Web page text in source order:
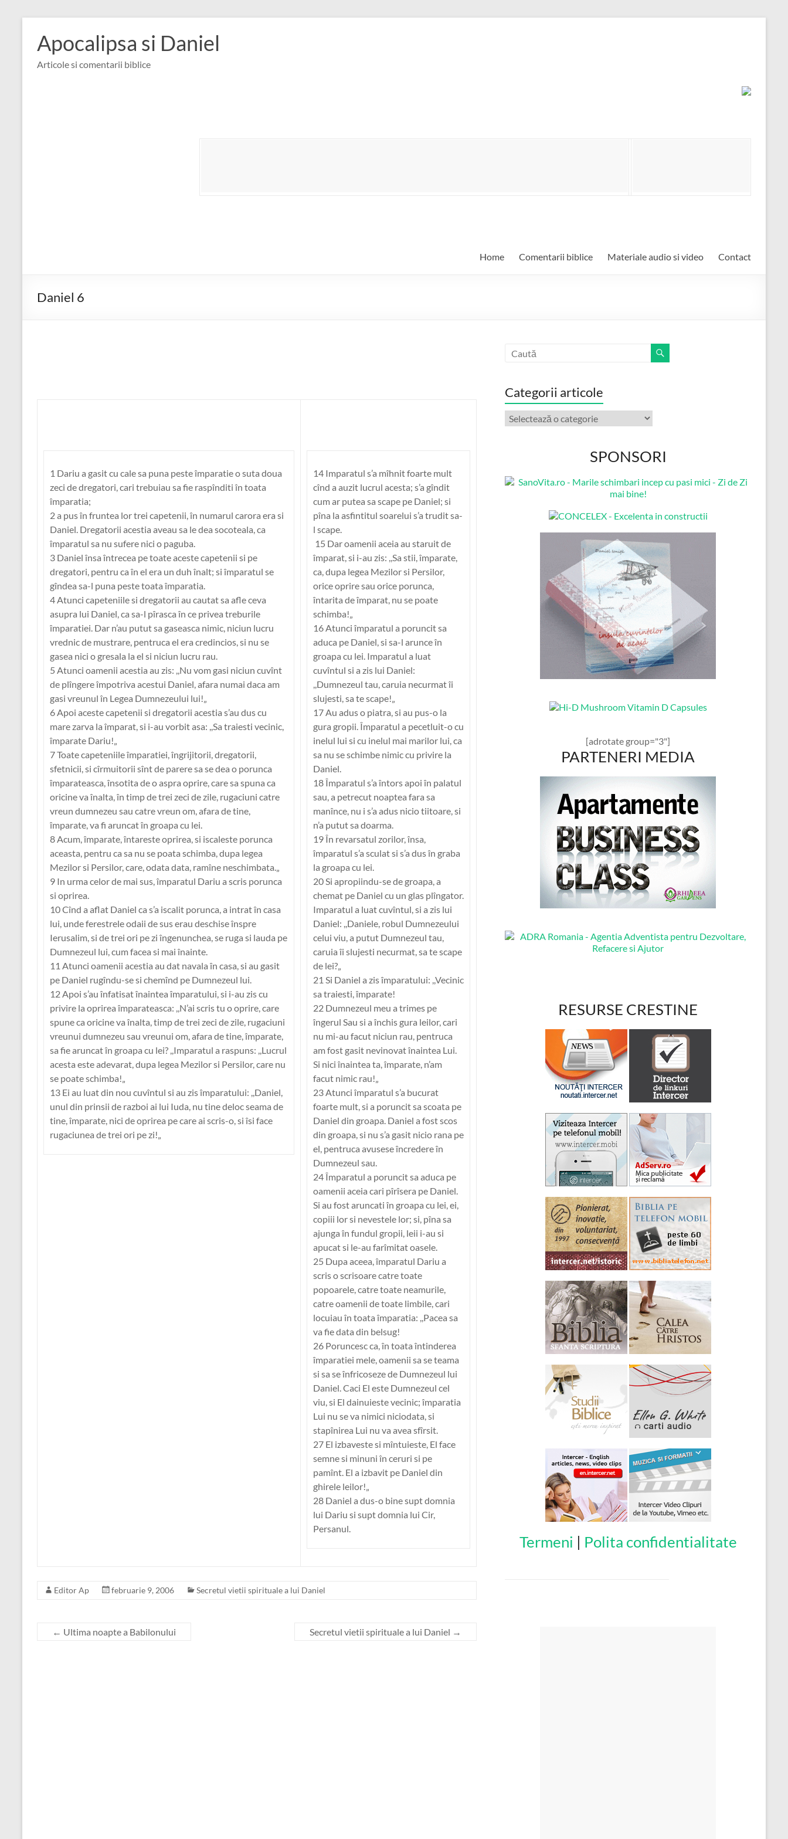
content
Apocalipsa si Daniel
Articole si comentarii biblice
Home Comentarii biblice Materiale audio si video Contact
Daniel 6
1 Dariu a gasit cu cale sa puna peste împaratie o suta doua
zeci de dregatori, cari trebuiau sa fie raspînditi în toata
împaratia;
2 a pus în fruntea lor trei capetenii, în numarul carora era si
Daniel. Dregatorii acestia aveau sa le dea socoteala, ca
împaratul sa nu sufere nici o paguba.
3 Daniel însa întrecea pe toate aceste capetenii si pe
dregatori, pentru ca în el era un duh înalt; si împaratul se
gîndea sa-l puna peste toata împaratia.
4 Atunci capeteniile si dregatorii au cautat sa afle ceva
asupra lui Daniel, ca sa-l pîrasca în ce privea treburile
împaratiei. Dar n’au putut sa gaseasca nimic, niciun lucru
vrednic de mustrare, pentruca el era credincios, si nu se
gasea nici o gresala la el si niciun lucru rau.
5 Atunci oamenii acestia au zis: ,,Nu vom gasi niciun cuvînt
de plîngere împotriva acestui Daniel, afara numai daca am
gasi vreunul în Legea Dumnezeului lui!„
6 Apoi aceste capetenii si dregatorii acestia s’au dus cu
mare zarva la împarat, si i-au vorbit asa: ,,Sa traiesti vecinic,
împarate Dariu!„
7 Toate capeteniile împaratiei, îngrijitorii, dregatorii,
sfetnicii, si cîrmuitorii sînt de parere sa se dea o porunca
împarateasca, însotita de o aspra oprire, care sa spuna ca
oricine va înalta, în timp de trei zeci de zile, rugaciuni catre
vreun dumnezeu sau catre vreun om, afara de tine,
împarate, va fi aruncat în groapa cu lei.
8 Acum, împarate, întareste oprirea, si iscaleste porunca
aceasta, pentru ca sa nu se poata schimba, dupa legea
Mezilor si Persilor, care, odata data, ramîne neschimbata.„
9 In urma celor de mai sus, împaratul Dariu a scris porunca
si oprirea.
10 Cînd a aflat Daniel ca s’a iscalit porunca, a intrat în casa
lui, unde ferestrele odaii de sus erau deschise înspre
Ierusalim, si de trei ori pe zi îngenunchea, se ruga si lauda pe
Dumnezeul lui, cum facea si mai înainte.
11 Atunci oamenii acestia au dat navala în casa, si au gasit
pe Daniel rugîndu-se si chemînd pe Dumnezeul lui.
12 Apoi s’au înfatisat înaintea împaratului, si i-au zis cu
privire la oprirea împarateasca: ,,N’ai scris tu o oprire, care
spune ca oricine va înalta, timp de trei zeci de zile, rugaciuni
vreunui dumnezeu sau vreunui om, afara de tine, împarate,
sa fie aruncat în groapa cu lei? ,,Imparatul a raspuns: ,,Lucrul
acesta este adevarat, dupa legea Mezilor si Persilor, care nu
se poate schimba!„
13 Ei au luat din nou cuvîntul si au zis împaratului: ,,Daniel,
unul din prinsii de razboi ai lui Iuda, nu tine deloc seama de
tine, împarate, nici de oprirea pe care ai scris-o, si îsi face
rugaciunea de trei ori pe zi!„
14 Imparatul s’a mîhnit foarte mult
cînd a auzit lucrul acesta; s’a gîndit
cum ar putea sa scape pe Daniel; si
pîna la asfintitul soarelui s’a trudit sa-
l scape.
15 Dar oamenii aceia au staruit de
împarat, si i-au zis: ,,Sa stii, împarate,
ca, dupa legea Mezilor si Persilor,
orice oprire sau orice porunca,
întarita de împarat, nu se poate
schimba!„
16 Atunci împaratul a poruncit sa
aduca pe Daniel, si sa-l arunce în
groapa cu lei. Imparatul a luat
cuvîntul si a zis lui Daniel:
,,Dumnezeul tau, caruia necurmat îi
slujesti, sa te scape!„
17 Au adus o piatra, si au pus-o la
gura gropii. Împaratul a pecetluit-o cu
inelul lui si cu inelul mai marilor lui, ca
sa nu se schimbe nimic cu privire la
Daniel.
18 Împaratul s’a întors apoi în palatul
sau, a petrecut noaptea fara sa
manînce, nu i s’a adus nicio tiitoare, si
n’a putut sa doarma.
19 În revarsatul zorilor, însa,
împaratul s’a sculat si s’a dus în graba
la groapa cu lei.
20 Si apropiindu-se de groapa, a
chemat pe Daniel cu un glas plîngator.
Imparatul a luat cuvîntul, si a zis lui
Daniel: ,,Daniele, robul Dumnezeului
celui viu, a putut Dumnezeul tau,
caruia îi slujesti necurmat, sa te scape
de lei?„
21 Si Daniel a zis împaratului: ,,Vecinic
sa traiesti, împarate!
22 Dumnezeul meu a trimes pe
îngerul Sau si a închis gura leilor, cari
nu mi-au facut niciun rau, pentruca
am fost gasit nevinovat înaintea Lui.
Si nici înaintea ta, împarate, n’am
facut nimic rau!„
23 Atunci împaratul s’a bucurat
foarte mult, si a poruncit sa scoata pe
Daniel din groapa. Daniel a fost scos
din groapa, si nu s’a gasit nicio rana pe
el, pentruca avusese încredere în
Dumnezeul sau.
24 Împaratul a poruncit sa aduca pe
oamenii aceia cari pîrîsera pe Daniel.
Si au fost aruncati în groapa cu lei, ei,
copiii lor si nevestele lor; si, pîna sa
ajunga în fundul gropii, leii i-au si
apucat si le-au farîmitat oasele.
25 Dupa aceea, împaratul Dariu a
scris o scrisoare catre toate
popoarele, catre toate neamurile,
catre oamenii de toate limbile, cari
locuiau în toata împaratia: ,,Pacea sa
va fie data din belsug!
26 Poruncesc ca, în toata întinderea
împaratiei mele, oamenii sa se teama
si sa se înfricoseze de Dumnezeul lui
Daniel. Caci El este Dumnezeul cel
viu, si El dainuieste vecinic; împaratia
Lui nu se va nimici niciodata, si
stapînirea Lui nu va avea sfîrsit.
27 El izbaveste si mîntuieste, El face
semne si minuni în ceruri si pe
pamînt. El a izbavit pe Daniel din
ghirele leilor!„
28 Daniel a dus-o bine supt domnia
lui Dariu si supt domnia lui Cir,
Persanul.
Editor Ap februarie 9, 2006 Secretul vietii spirituale a lui Daniel
← Ultima noapte a Babilonului Secretul vietii spirituale a lui Daniel →
Categorii articole
Categorii
articole
SPONSORI
[adrotate group="3"]
PARTENERI MEDIA
RESURSE CRESTINE
Termeni | Polita confidentialitate